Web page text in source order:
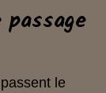
le